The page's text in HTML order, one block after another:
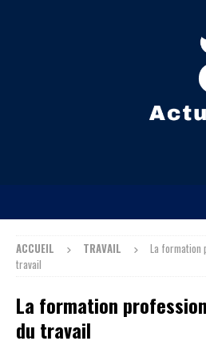
ACCUEIL TRAVAIL
La formation
travail
La formation
du travail